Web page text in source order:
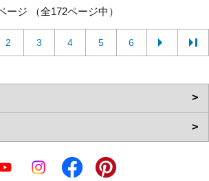
ージ （全172ページ中）
2 3 4 5 6